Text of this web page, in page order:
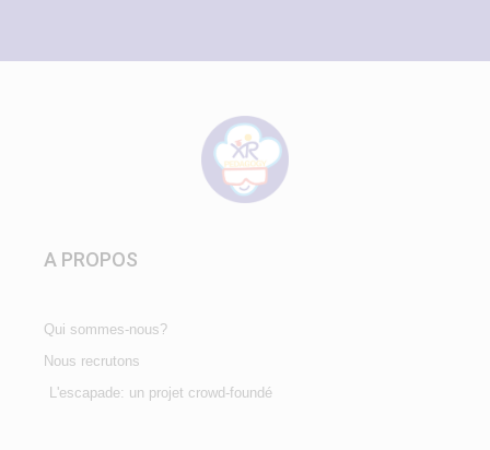
A PROPOS
Qui sommes-nous?
Nous recrutons
L'escapade: un projet crowd-foundé